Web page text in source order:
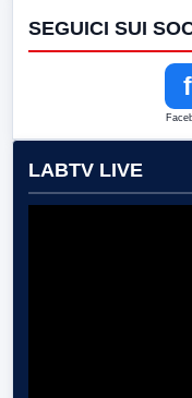
SEGUICI SUI
f
LABTV LIVE